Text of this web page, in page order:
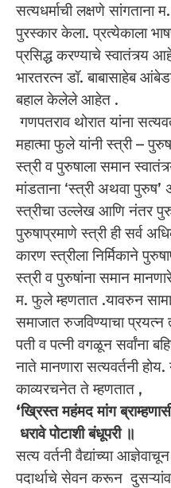
सत्यधर्माची लक्षणे सांगताना
पुरस्कार केला. प्रत्येकाला
प्रसिद्ध करण्याचे स्वातंत्र्य
भारतरत्न डॉ. बाबासाहेब
बहाल केलेले आहेत .
गणपतराव थोरात यांना
महात्मा फुले यांनी स्त्री –
स्त्री व पुरुषाला समान
मांडताना ‘स्त्री अथवा
स्त्रीचा उल्लेख आणि नंतर
पुरुषाप्रमाणे स्त्री ही सर्व
कारण स्त्रीला निर्मिकाने
स्त्री व पुरुषांना समान
म. फुले म्हणतात .यावरुन
समाजात रुजविण्याचा
पती व पत्नी वगळून सर्वांना
नाते मानणारा सत्यवर्तनी
काव्यरचनेत ते म्हणतात ,
‘ख्रिस्त महंमद मांग
धरावे पोटाशी बंधूपरी ॥
सत्य वर्तनी वैद्यांच्या
पदार्थाचे सेवन करून